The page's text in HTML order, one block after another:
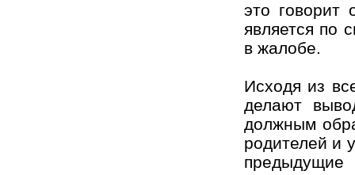
это говорит
является по
в жалобе.
Исходя из
делают
должным
родителей и